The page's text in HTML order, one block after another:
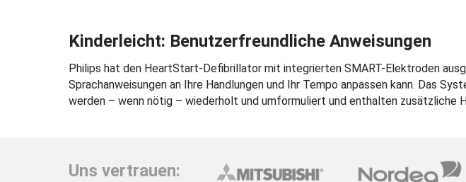
Kinderleicht: Benutzerfreundliche Anweisungen
Philips hat den HeartStart-Defibrillator mit integrierten SMART-Elektroden
Sprachanweisungen an Ihre Handlungen und Ihr Tempo anpassen kann. Das
werden – wenn nötig – wiederholt und umformuliert und enthalten zusätzliche
Uns vertrauen: